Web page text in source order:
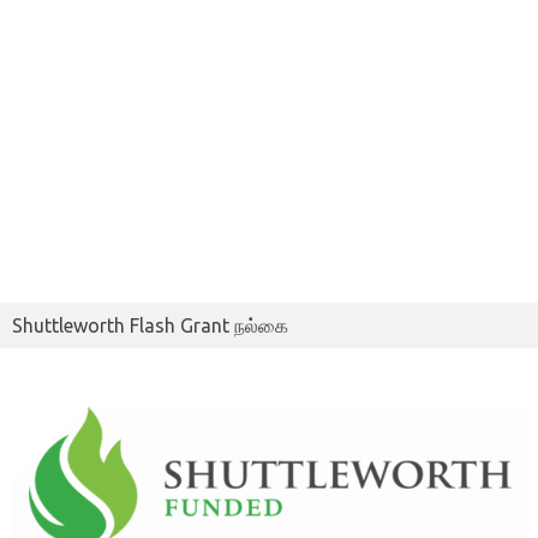
Shuttleworth Flash Grant நல்கை